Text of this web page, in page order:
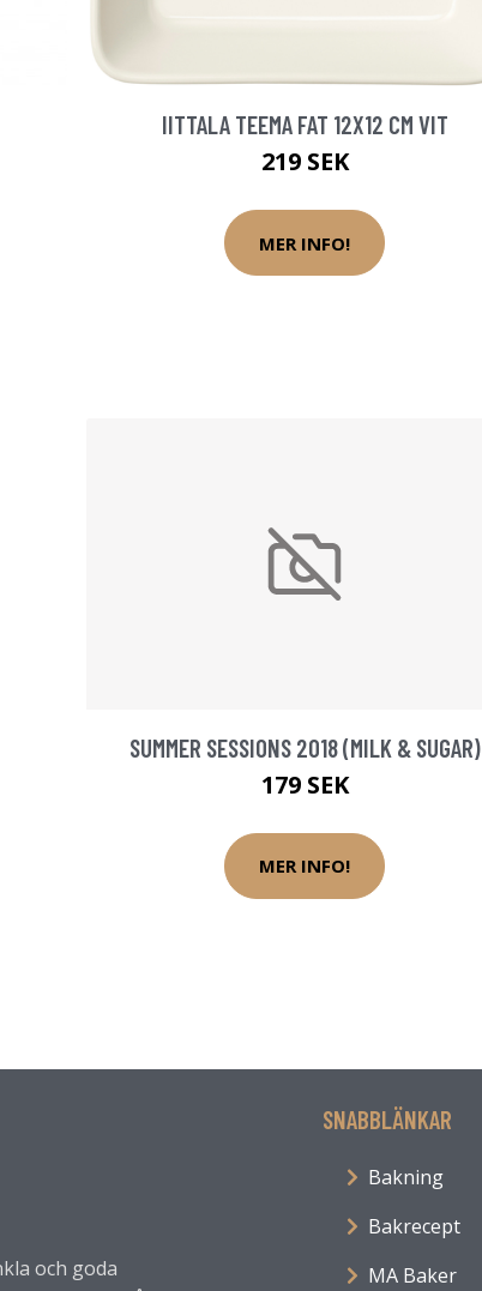
IITTALA TEEMA FAT 12X12 CM VIT
219 SEK
MER INFO!
SUMMER SESSIONS 2018 (MILK & SUGAR)
179 SEK
MER INFO!
och goda
SNABBLÄNKAR
Bakning
Bakrecept
MA Baker